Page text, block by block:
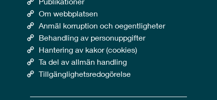
Om webbplatsen
Anmäl korruption och oegentligheter
Behandling av personuppgifter
Hantering av kakor (cookies)
Ta del av allmän handling
Tillgänglighetsredogörelse